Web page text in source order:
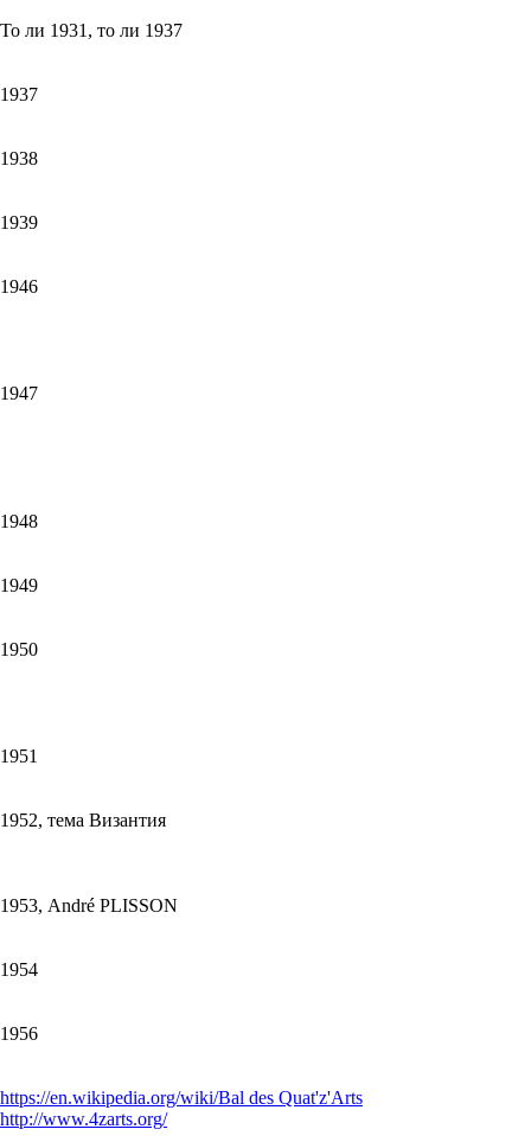
То ли 1931, то ли 1937
1937
1938
1939
1946
1947
1948
1949
1950
1951
1952, тема Византия
1953, André PLISSON
1954
1956
https://en.wikipedia.org/wiki/Bal des Quat'z'Arts
http://www.4zarts.org/